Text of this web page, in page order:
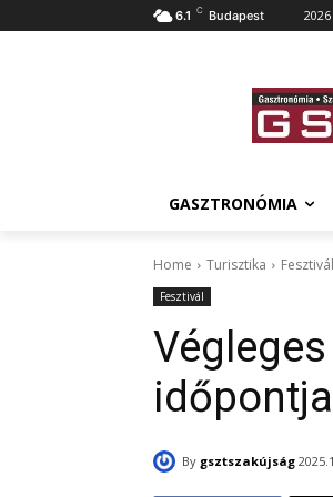
6.1 C Budapest
GASZTRONÓMIA
Home Turisztika Fesztivál
Fesztivál
időpontja
By gsztszakújság